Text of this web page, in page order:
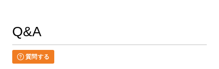
Q&A
質問する